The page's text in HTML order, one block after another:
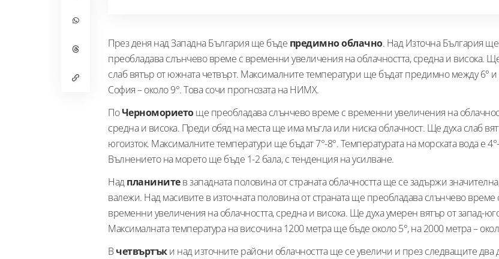
През деня над Западна България ще бъде предимно облачно. Над Източна България ще
преобладава слънчево време с временни увеличения на облачността, средна и висока.
слаб вятър от южната четвърт. Максималните температури ще бъдат предимно между 6° и
София – около 9°. Това сочи прогнозата на НИМХ.
ПоЧерномориетоще преобладава слънчево време с временни увеличения на
средна и висока. Преди обяд на места ще има мъгла или ниска облачност. Ще духа слаб
югоизток. Максималните температури ще бъдат 7°-8°. Температурата на морската вода е
Вълнението на морето ще бъде 1-2 бала, с тенденция на усилване.
Надпланинитев западната половина от страната облачността ще се задържи
валежи. Над масивите в източната половина от страната ще преобладава слънчево време
временни увеличения на облачността, средна и висока. Ще духа умерен вятър от запад-
Максималната температура на височина 1200 метра ще бъде около 5°, на 2000 метра –
Вчетвъртъки над източните райони облачността ще се увеличи и през следващите два